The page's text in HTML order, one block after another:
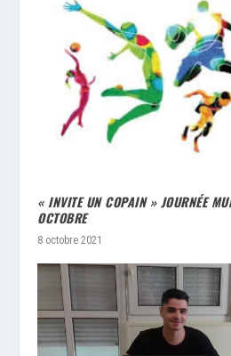
« INVITE UN COPAIN » JOURNÉE
OCTOBRE
8 octobre 2021